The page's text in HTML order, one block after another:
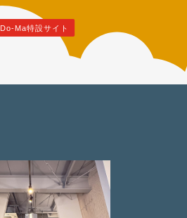
Do-Ma特設サイト